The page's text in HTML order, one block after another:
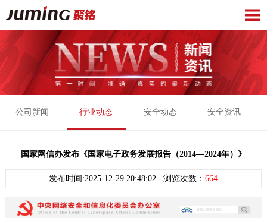
公司新闻 行业动态 安全动态 安全资讯
国家网信办发布《国家电子政务发展报告（2014—2024年）》
发布时间:2025-12-29 20:48:02 浏览次数：664